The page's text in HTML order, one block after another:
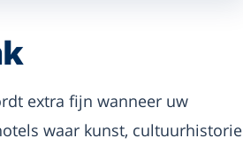
extra fijn wanneer uw
waar kunst, cultuurhistorie